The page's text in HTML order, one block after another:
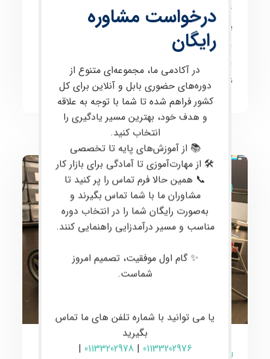
خلاقیت، و مهارت‌های آینده می‌باشد. این مقدمه به
بررسی عمیق‌تر اهمیت رباتیک در آموزش کودکان
می‌پردازد و راهنمایی برای والدین و مربیان فراهم
می‌آورد تا بهترین تجربه آموزش رباتیک را برای
نسل آینده فراهم کنند.
درخواست مشاوره
رایگان
در آکادمی ما، مجموعه‌ای متنوع از
دوره‌های حضوری بابل و آنلاین برای کل
کشور فراهم شده تا شما با توجه به علاقه
و هدف خود، بهترین مسیر یادگیری را
انتخاب کنید.
📚 از آموزش‌های پایه تا تخصصی
🛠 از مهارت‌آموزی تا آمادگی برای بازار کار
📞 همین حالا فرم تماس را پر کنید تا
مشاوران ما با شما تماس بگیرند و
به‌صورت رایگان شما را در انتخاب دوره
مناسب و مسیر درآمدزایی راهنمایی کنند.
✨ گام اول موفقیت، تصمیم امروز
شماست.
یا می توانید با شماره تلفن های ما تماس
بگیرید
01133202976
|
01133202978
|